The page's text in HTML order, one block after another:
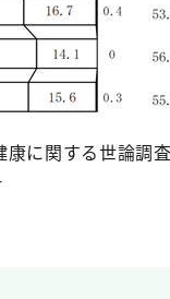
に関する世論調